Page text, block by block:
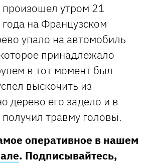
произошел утром 21
на Французском
упало на автомобиль
принадлежало
в тот момент был
выскочить из
дерево его задело и в
получил травму головы.
оперативное в нашем
. Подписывайтесь,